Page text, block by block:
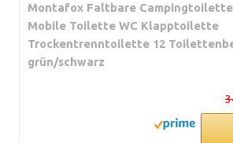
Montafox Faltbare Campingtoilette
Mobile Toilette WC Klapptoilette
Trockentrenntoilette 12
grün/schwarz